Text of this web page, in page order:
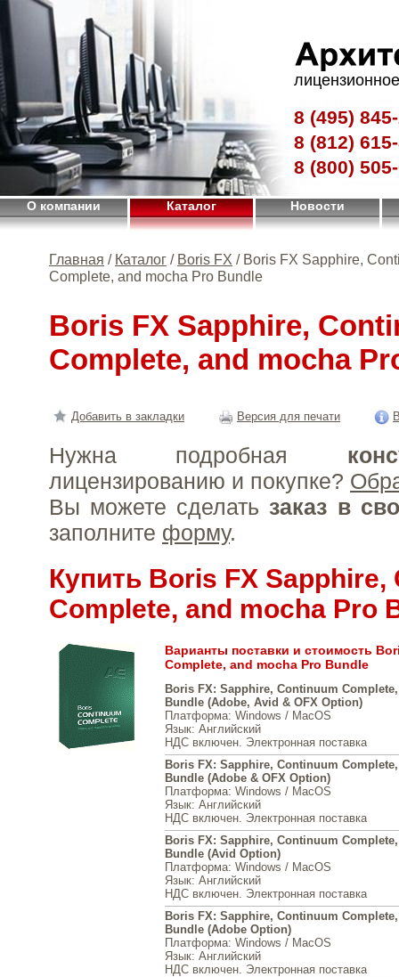
8 (495)
8 (812)
8 (800)
О компании Каталог Новости
Главная / Каталог / Boris FX / Boris FX Sapphire,
Complete, and mocha Pro Bundle
Boris FX Sapphire,
Complete, and mocha
Добавить в закладки Версия для печати
Нужна подробная
лицензированию и покупке?
Вы можете сделать заказ в
заполните форму.
Купить Boris FX Sapphire,
Complete, and mocha Pro
Варианты поставки и стоимость
Complete, and mocha Pro Bundle
Boris FX: Sapphire, Continuum
Bundle (Adobe, Avid & OFX Option)
Платформа: Windows / MacOS
Язык: Английский
НДС включен. Электронная поставка
Boris FX: Sapphire, Continuum
Bundle (Adobe & OFX Option)
Платформа: Windows / MacOS
Язык: Английский
НДС включен. Электронная поставка
Boris FX: Sapphire, Continuum
Bundle (Avid Option)
Платформа: Windows / MacOS
Язык: Английский
НДС включен. Электронная поставка
Boris FX: Sapphire, Continuum
Bundle (Adobe Option)
Платформа: Windows / MacOS
Язык: Английский
НДС включен. Электронная поставка